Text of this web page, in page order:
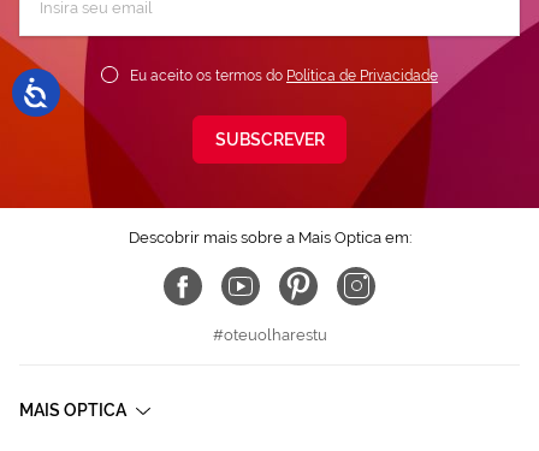
Newsletter:
Eu aceito os termos do Política de Privacidade
SUBSCREVER
Descobrir mais sobre a Mais Optica em:
#oteuolharestu
MAIS OPTICA